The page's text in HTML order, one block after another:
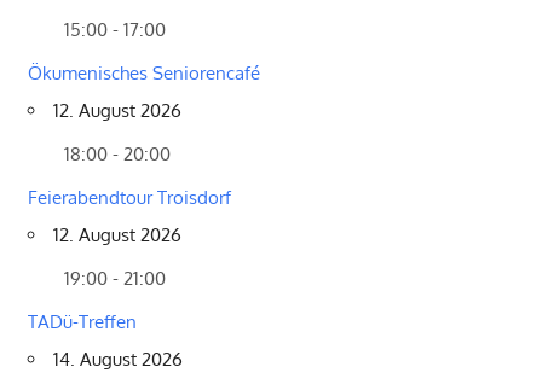
15:00 - 17:00
Ökumenisches Seniorencafé
12. August 2026
18:00 - 20:00
Feierabendtour Troisdorf
12. August 2026
19:00 - 21:00
TADü-Treffen
14. August 2026